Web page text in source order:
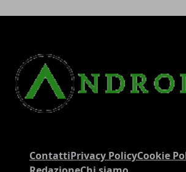
ContattiPrivacy PolicyCookie